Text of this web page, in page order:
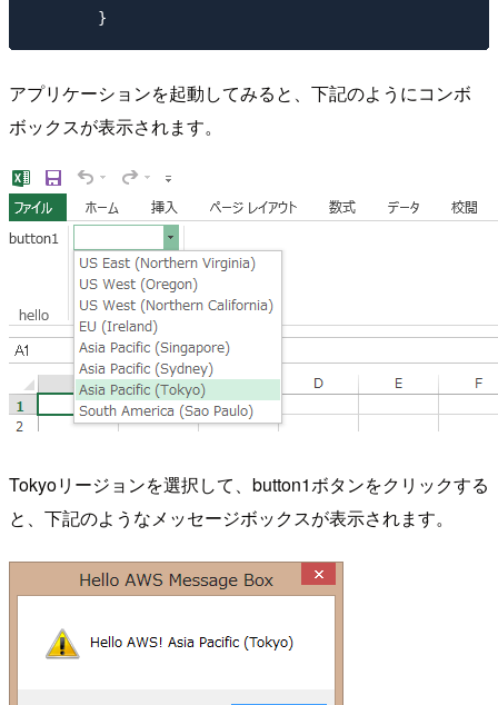
アプリケーションを起動してみると、下記のようにコンボ
ボックスが表示されます。
Tokyoリージョンを選択して、button1ボタンをクリックする
と、下記のようなメッセージボックスが表示されます。